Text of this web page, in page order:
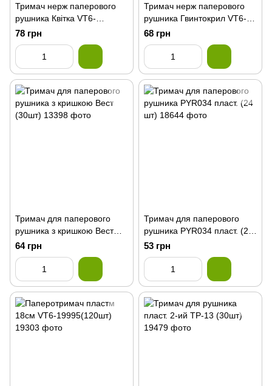
Тримач нерж паперового
рушника Квітка VT6-
19027(120шт)
78 грн
Тримач нерж паперового
рушника Гвинтокрил VT6-
19030(120шт)
68 грн
Тримач для паперового
рушника з кришкою Вест
(30шт)
64 грн
Тримач для паперового
рушника PYR034 пласт. (24
шт)
53 грн